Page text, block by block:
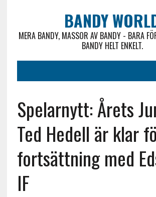
BANDY
MERA BANDY, MASSOR AV BANDY - BARA
BANDY HELT ENKELT.
Spelarnytt: Årets
Ted Hedell är klar
fortsättning med
IF